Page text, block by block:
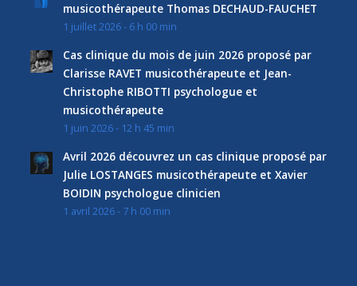
musicothérapeute Thomas DECHAUD-FAUCHET
1 juillet 2026 - 6 h 00 min
Cas clinique du mois de juin 2026 proposé par
Clarisse RAVET musicothérapeute et Jean-
Christophe RIBOTTI psychologue et
musicothérapeute
1 juin 2026 - 12 h 45 min
Avril 2026 découvrez un cas clinique proposé par
Julie LOSTANGES musicothérapeute et Xavier
BOIDIN psychologue clinicien
1 avril 2026 - 7 h 00 min